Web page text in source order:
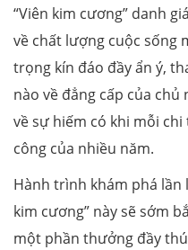
“Viên kim cương” danh
về chất lượng cuộc sống
trọng kín đáo đầy ẩn ý,
nào về đẳng cấp của
về sự hiếm có khi mỗi
công của nhiều năm.
Hành trình khám phá lần
kim cương” này sẽ sớm
một phần thưởng đầy